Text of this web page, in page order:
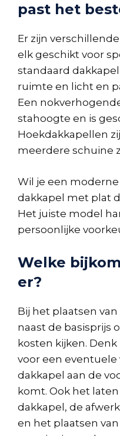
past het
Er zijn
elk geschikt voor
standaard
ruimte en licht en
Een
stahoogte en is
Hoekdakkapellen
meerdere schuine
Wil je een
dakkapel met plat
Het juiste model
persoonlijke
Welke
er?
Bij het plaatsen
naast de basisprijs
kosten kijken.
voor een eventuele
dakkapel aan de
komt. Ook het
dakkapel, de
en het plaatsen